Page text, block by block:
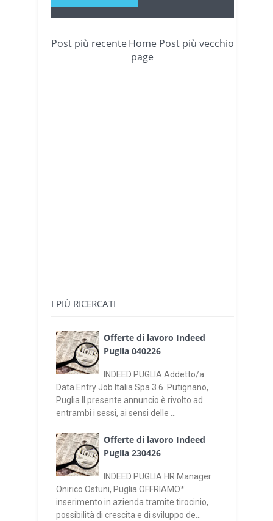
Post più recente Post più vecchio
Home
page
I PIÙ RICERCATI
Offerte di lavoro Indeed
Puglia 040226
INDEED PUGLIA Addetto/a
Data Entry Job Italia Spa 3.6 Putignano,
Puglia Il presente annuncio è rivolto ad
entrambi i sessi, ai sensi delle ...
Offerte di lavoro Indeed
Puglia 230426
INDEED PUGLIA HR Manager
Onirico Ostuni, Puglia OFFRIAMO*
inserimento in azienda tramite tirocinio,
possibilità di crescita e di sviluppo de...